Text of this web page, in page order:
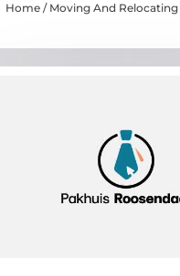
Home / Moving And Relocating